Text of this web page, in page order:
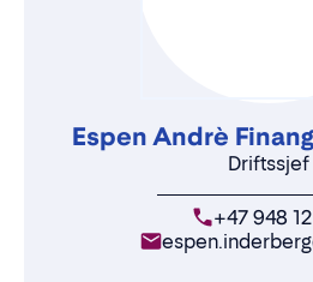
Espen Andrè
Driftssjef
+47 948